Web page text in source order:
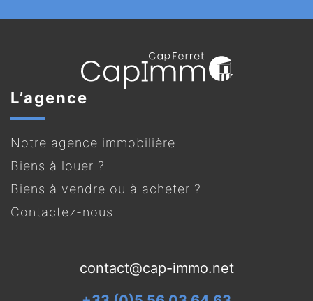
L’agence
Notre agence immobilière
Biens à louer ?
Biens à vendre ou à acheter ?
Contactez-nous
contact@cap-immo.net